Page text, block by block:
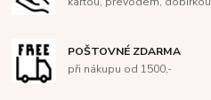
POŠTOVNÉ ZDARMA
při nákupu od 1500,-